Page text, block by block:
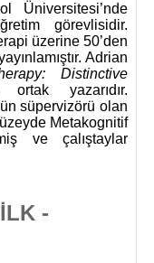
Üniversitesi’nde
görevlisidir.
üzerine 50’den
Adrian
Distinctive
yazarıdır.
süpervizörü olan
Metakognitif
ve çalıştaylar
-